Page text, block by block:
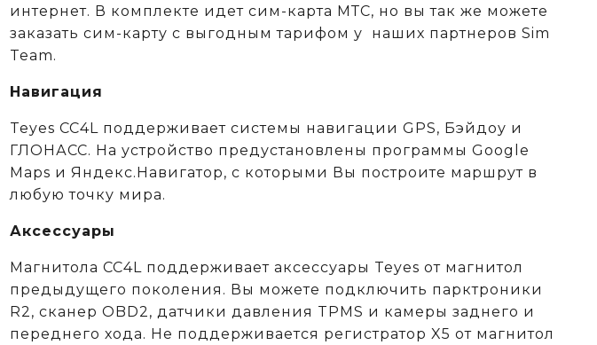
интернет. В комплекте идет сим-карта МТС, но вы так же можете
заказать сим-карту с выгодным тарифом у
наших партнеров Sim
Team.
Навигация
Teyes CC4L поддерживает системы навигации GPS, Бэйдоу и
ГЛОНАСС. На устройство предустановлены программы Google
Maps и Яндекс.Навигатор, с которыми Вы построите маршрут в
любую точку мира.
Аксессуары
Магнитола CC4L поддерживает аксессуары Teyes от магнитол
предыдущего поколения. Вы можете подключить парктроники
R2, сканер OBD2, датчики давления TPMS и камеры заднего и
переднего хода. Не поддерживается регистратор X5 от магнитол